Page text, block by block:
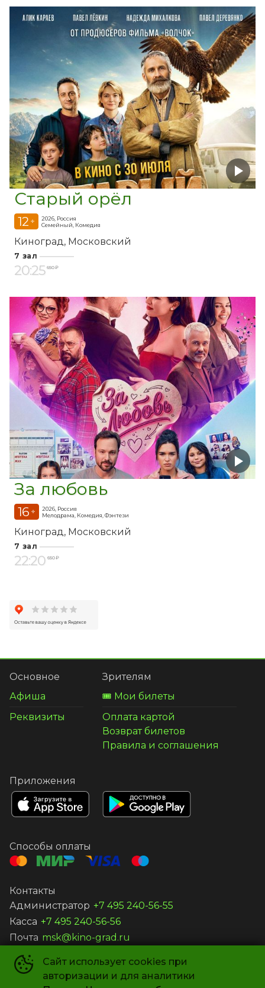
Старый орёл
12 +
2026, Россия
Семейный, Комедия
Киноград Московский
7 зал
20:25 650 ₽
За любовь
16 +
2026, Россия
Мелодрама, Комедия, Фэнтези
Киноград Московский
7 зал
22:20 650 ₽
Сайт использует cookies при
авторизации и для аналитики
Основное
Афиша
Реквизиты
Зрителям
🎟️ Мои билеты
Оплата картой
Возврат билетов
Правила и соглашения
Приложения
Способы оплаты
Контакты
Администратор +7 495 240-56-55
Касса +7 495 240-56-56
Почта msk@kino-grad.ru
ООО «КИНОГРАД-В» ©2019-2026